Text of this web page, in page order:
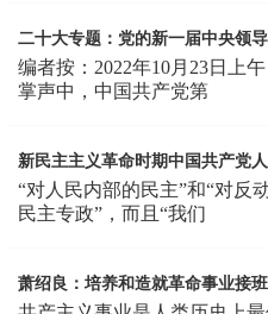
二十大专题：党的新一届中央领
编者按：2022年10月23日上
掌声中，中国共产党第
新民主主义革命时期中国共产党
“对人民内部的民主”和“对反
民主专政”，而且“我们
萧绍良：培养和造就革命事业接